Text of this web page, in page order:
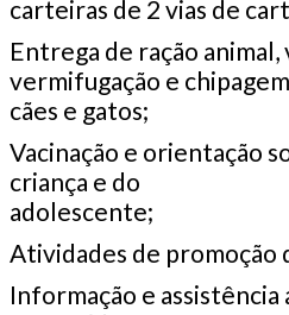
carteiras de 2 vias de
Entrega de ração animal,
vermifugação e
cães e gatos;
Vacinação e orientação
criança e do
adolescente;
Atividades de promoção
Informação e assistência